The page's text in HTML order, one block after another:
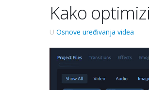
Kako
U Osnove uređivanja videa